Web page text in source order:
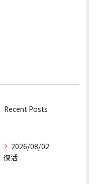
Recent Posts
2026/08/02
復活